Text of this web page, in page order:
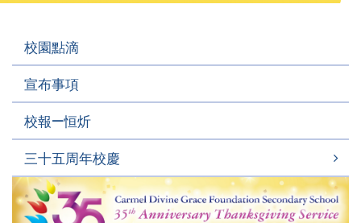
校園點滴
宣布事項
校報—恒炘
三十五周年校慶